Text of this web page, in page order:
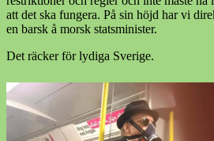
att det ska fungera. På sin höjd har vi
en barsk å morsk statsminister.
Det räcker för lydiga Sverige.